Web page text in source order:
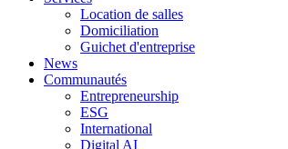
Location de salles
Domiciliation
Guichet d'entreprise
News
Communautés
Entrepreneurship
ESG
International
Digital AI